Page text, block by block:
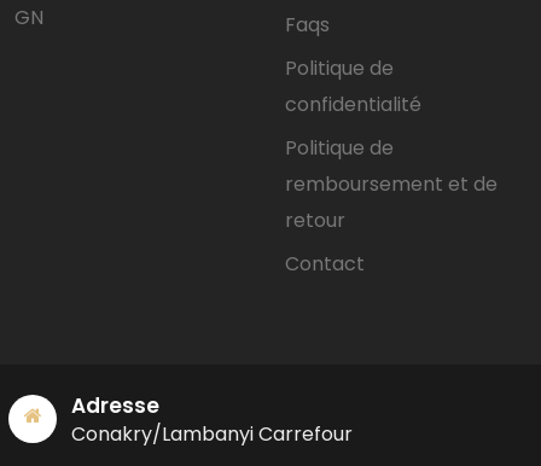
GN
Faqs
Politique de
confidentialité
Politique de
remboursement et de
retour
Contact
Adresse
Conakry/Lambanyi Carrefour